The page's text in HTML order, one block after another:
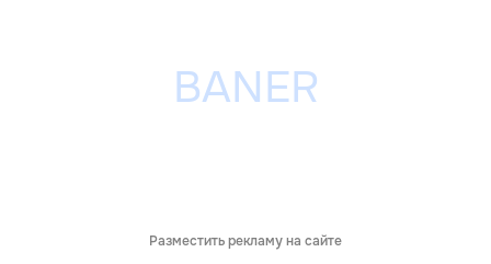
Разместить рекламу на сайте